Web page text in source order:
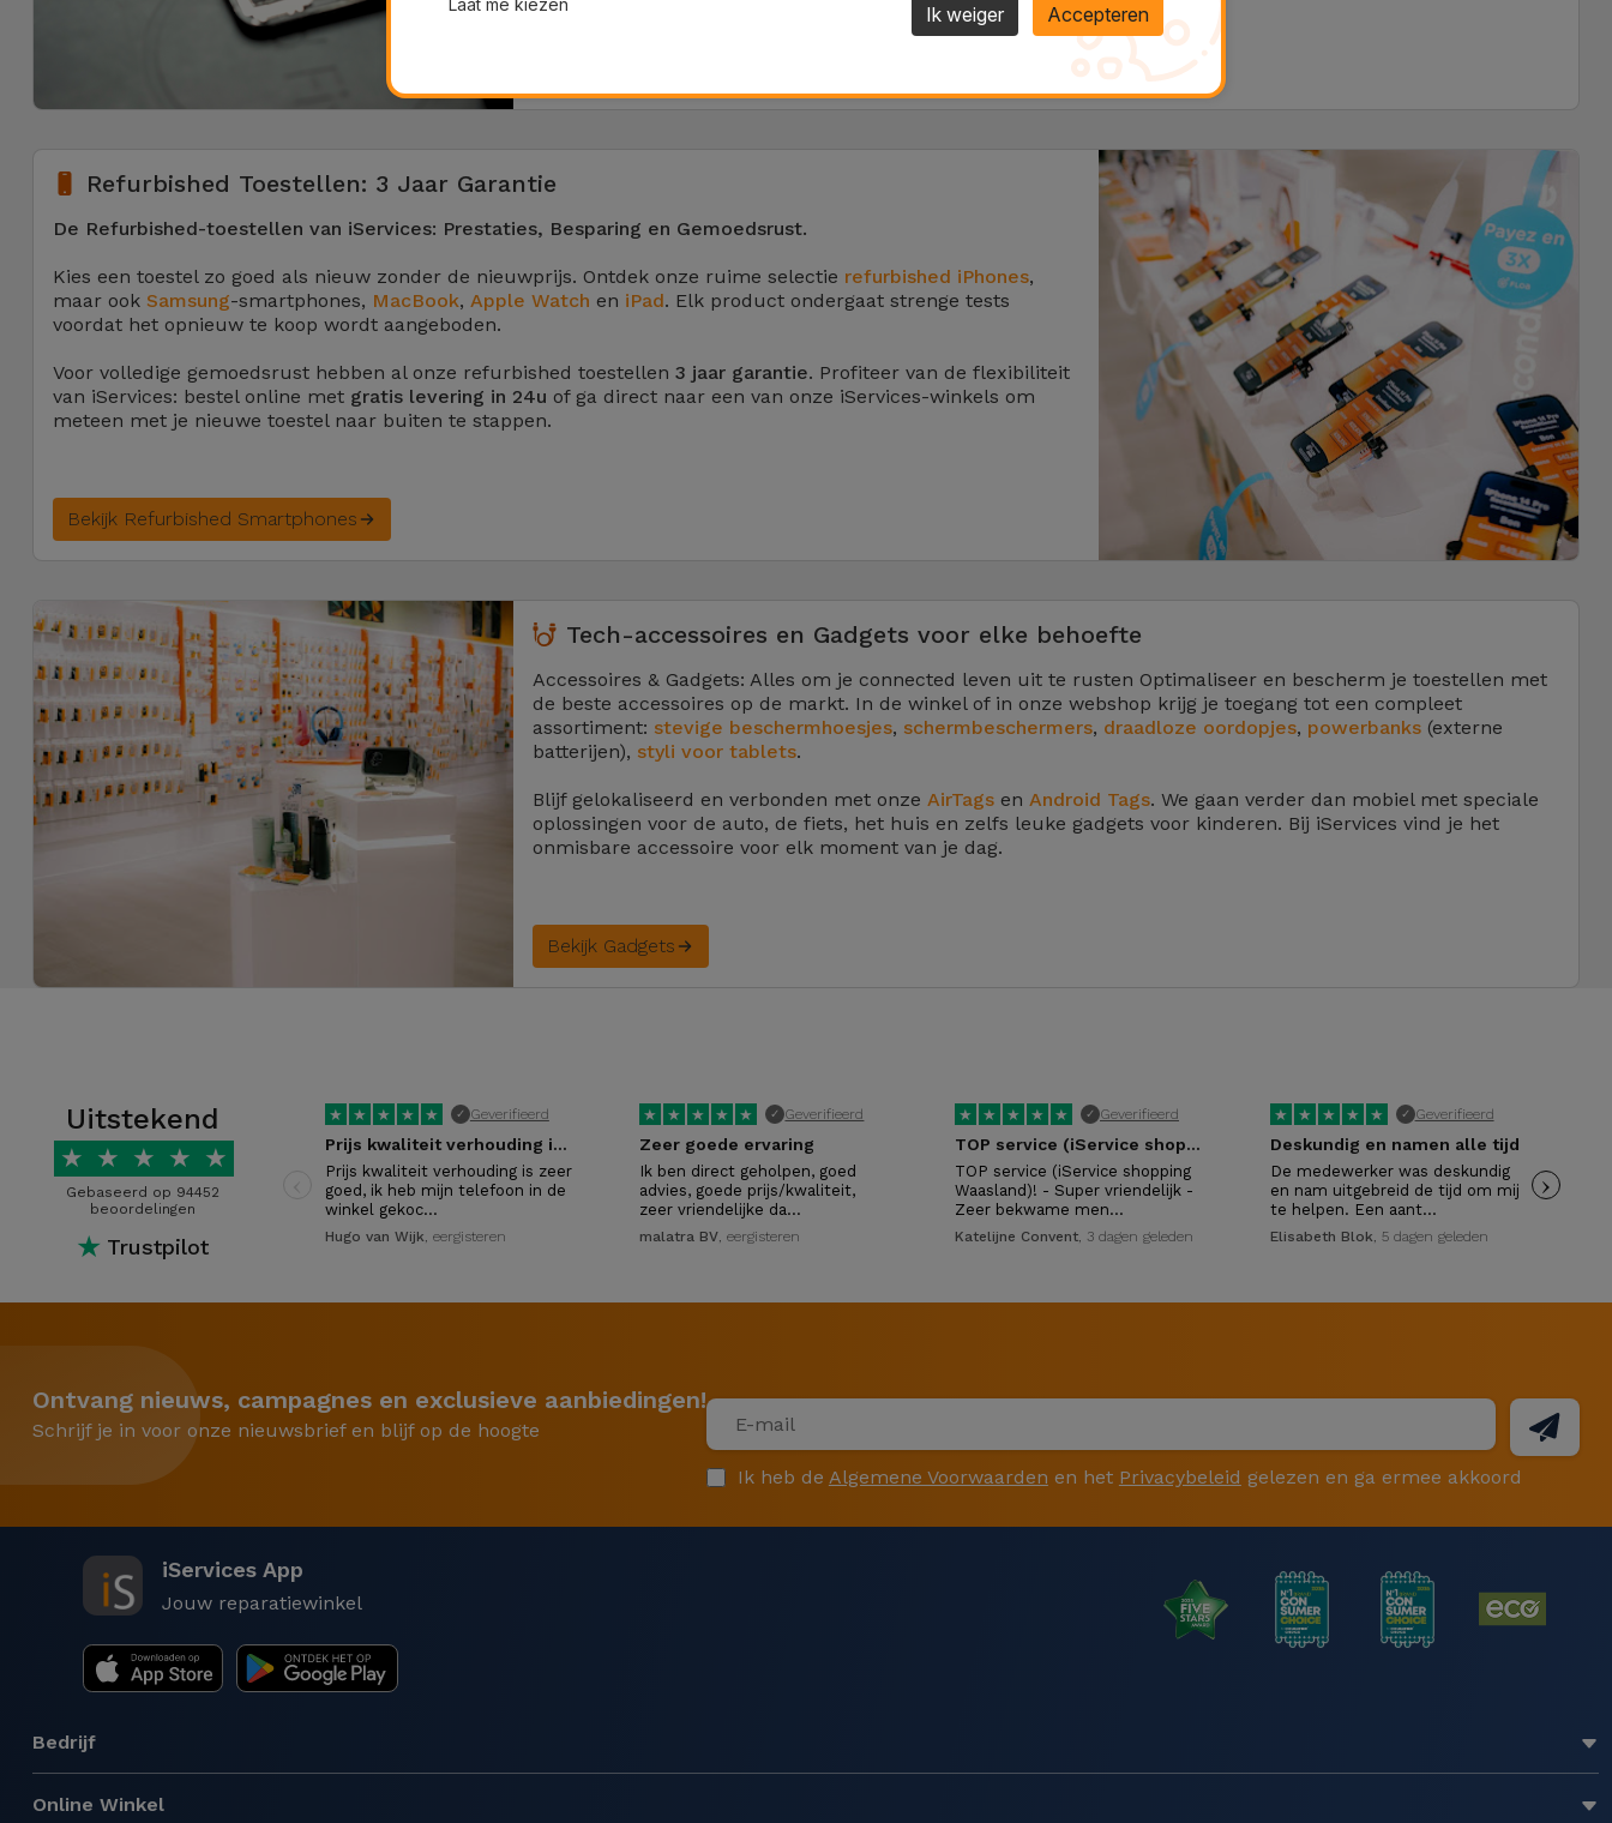
Refurbished Toestellen: 3 Jaar Garantie
De Refurbished-toestellen van iServices: Prestaties, Besparing en Gemoedsrust.
Kies een toestel zo goed als nieuw zonder de nieuwprijs. Ontdek onze ruime selectie refurbished iPhones,
maar ook Samsung-smartphones, MacBook, Apple Watch en iPad. Elk product ondergaat strenge tests
voordat het opnieuw te koop wordt aangeboden.
Voor volledige gemoedsrust hebben al onze refurbished toestellen 3 jaar garantie. Profiteer van de flexibiliteit
van iServices: bestel online met gratis levering in 24u of ga direct naar een van onze iServices-winkels om
meteen met je nieuwe toestel naar buiten te stappen.
Bekijk Refurbished Smartphones
Tech-accessoires en Gadgets voor elke behoefte
Accessoires & Gadgets: Alles om je connected leven uit te rusten Optimaliseer en bescherm je toestellen met
de beste accessoires op de markt. In de winkel of in onze webshop krijg je toegang tot een compleet
assortiment: stevige beschermhoesjes, schermbeschermers, draadloze oordopjes, powerbanks(externe
batterijen), styli voor tablets.
Blijf gelokaliseerd en verbonden met onze AirTagsen Android Tags. We gaan verder dan mobiel met speciale
oplossingen voor de auto, de fiets, het huis en zelfs leuke gadgets voor kinderen. Bij iServices vind je het
onmisbare accessoire voor elk moment van je dag.
Bekijk Gadgets
Uitstekend
★ ★ ★ ★ ★
Gebaseerd op 94452
beoordelingen
★ Trustpilot
★ ★ ★ ★ ★ ✓ Geverifieerd
Prijs kwaliteit verhouding is zeer…
Prijs kwaliteit verhouding is zeer
goed, ik heb mijn telefoon in de
winkel gekoc…
Hugo van Wijk, eergisteren
★ ★ ★ ★ ★ ✓ Geverifieerd
Zeer goede ervaring
Ik ben direct geholpen, goed
advies, goede prijs/kwaliteit,
zeer vriendelijke da…
malatra BV, eergisteren
★ ★ ★ ★ ★ ✓ Geverifieerd
TOP service (iService shopping…
TOP service (iService shopping
Waasland)! - Super vriendelijk -
Zeer bekwame men…
Katelijne Convent, 3 dagen geleden
★ ★ ★ ★ ★ ✓ Geverifieerd
Deskundig en namen alle tijd
De medewerker was deskundig
en nam uitgebreid de tijd om mij
te helpen. Een aant…
Elisabeth Blok, 5 dagen geleden
›
Ontvang nieuws, campagnes en exclusieve aanbiedingen!
Schrijf je in voor onze nieuwsbrief en blijf op de hoogte
Ik heb de Algemene Voorwaarden en het Privacybeleid gelezen en ga ermee akkoord
iServices App
Jouw reparatiewinkel
Bedrijf
Online Winkel
Laat me kiezen Ik weiger Accepteren